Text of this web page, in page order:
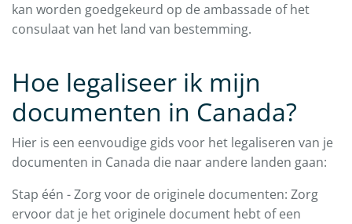
kan worden goedgekeurd op de ambassade of het
consulaat van het land van bestemming.
Hoe legaliseer ik mijn
documenten in Canada?
Hier is een eenvoudige gids voor het legaliseren van je
documenten in Canada die naar andere landen gaan:
Stap één - Zorg voor de originele documenten: Zorg
ervoor dat je het originele document hebt of een